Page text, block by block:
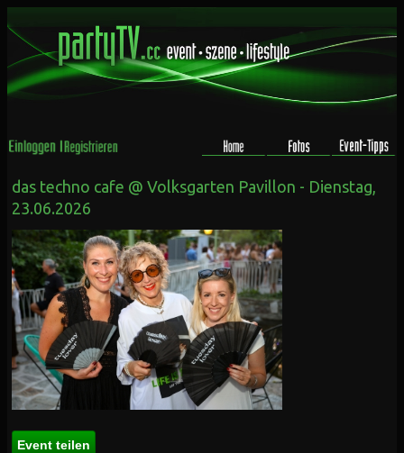
das techno cafe @ Volksgarten Pavillon - Dienstag,
23.06.2026
Event teilen